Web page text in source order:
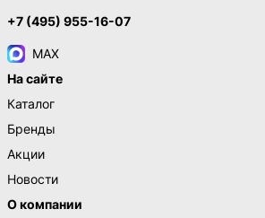
+7 (495) 955-16-07
MAX
На сайте
Каталог
Бренды
Акции
Новости
О компании